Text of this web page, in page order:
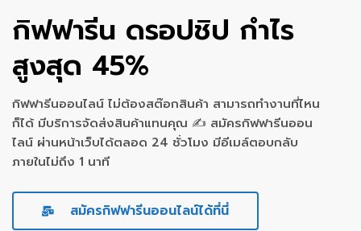
กิฟฟารีน ดรอปชิป กำไร
สูงสุด 45%
กิฟฟารีนออนไลน์ ไม่ต้องสต๊อกสินค้า สามารถทำงานที่ไหน
ก็ได้ มีบริการจัดส่งสินค้าแทนคุณ ✍ สมัครกิฟฟารีนออน
ไลน์ ผ่านหน้าเว็บได้ตลอด 24 ชั่วโมง มีอีเมล์ตอบกลับ
ภายในไม่ถึง 1 นาที
สมัครกิฟฟารีนออนไลน์ได้ที่นี่